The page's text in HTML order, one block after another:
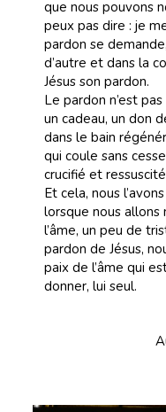
que nous pouvons
peux pas dire : je
pardon se
d’autre et dans la
Jésus son pardon.
Le pardon n’est
un cadeau, un don
dans le bain
qui coule sans
crucifié et
Et cela, nous
lorsque nous allons
l’âme, un peu de
pardon de Jésus,
paix de l’âme qui
donner, lui seul.